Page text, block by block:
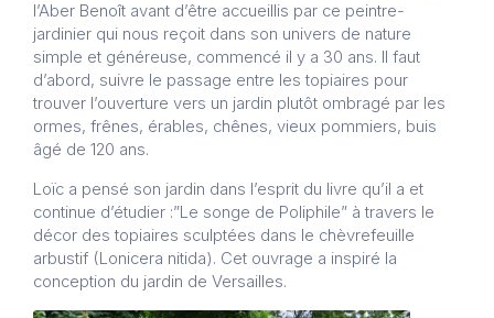
l’Aber Benoît avant d’être accueillis par ce peintre-
jardinier qui nous reçoit dans son univers de nature
simple et généreuse, commencé il y a 30 ans. Il faut
d’abord, suivre le passage entre les topiaires pour
trouver l’ouverture vers un jardin plutôt ombragé par les
ormes, frênes, érables, chênes, vieux pommiers, buis
âgé de 120 ans.
Loïc a pensé son jardin dans l’esprit du livre qu’il a et
continue d’étudier :”Le songe de Poliphile” à travers le
décor des topiaires sculptées dans le chèvrefeuille
arbustif (Lonicera nitida). Cet ouvrage a inspiré la
conception du jardin de Versailles.